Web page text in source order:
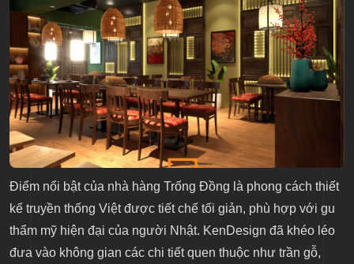
Điểm nổi bật của nhà hàng Trống Đồng là phong cách thiết
kế truyền thống Việt được tiết chế tối giản, phù hợp với gu
thẩm mỹ hiện đại của người Nhật. KenDesign đã khéo léo
đưa vào không gian các chi tiết quen thuộc như trần gỗ,